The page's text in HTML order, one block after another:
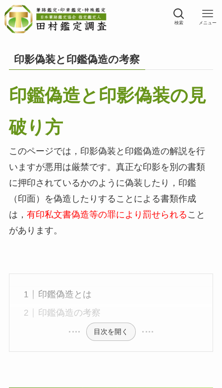
検索 メニュー
印影偽装と印鑑偽造の考察
印鑑偽造と印影偽装の見
破り方
このページでは，印影偽装と印鑑偽造の解説を行
いますが悪用は厳禁です。真正な印影を別の書類
に押印されているかのように偽装したり，印鑑
（印面）を偽造したりすることによる書類作成
は， 有印私文書偽造等の罪により罰せられる こと
があります。
印鑑偽造とは
印鑑偽造の考察
目次を開く